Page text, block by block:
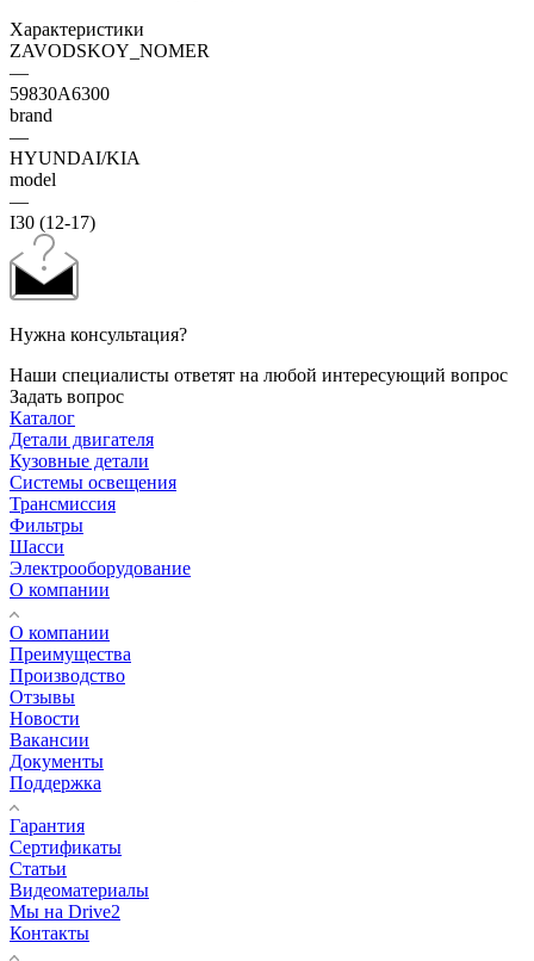
Характеристики
ZAVODSKOY_NOMER
—
59830A6300
brand
—
HYUNDAI/KIA
model
—
I30 (12-17)
Нужна консультация?
Наши специалисты ответят на любой интересующий вопрос
Задать вопрос
Каталог
Детали двигателя
Кузовные детали
Системы освещения
Трансмиссия
Фильтры
Шасси
Электрооборудование
О компании
О компании
Преимущества
Производство
Отзывы
Новости
Вакансии
Документы
Поддержка
Гарантия
Сертификаты
Статьи
Видеоматериалы
Мы на Drive2
Контакты